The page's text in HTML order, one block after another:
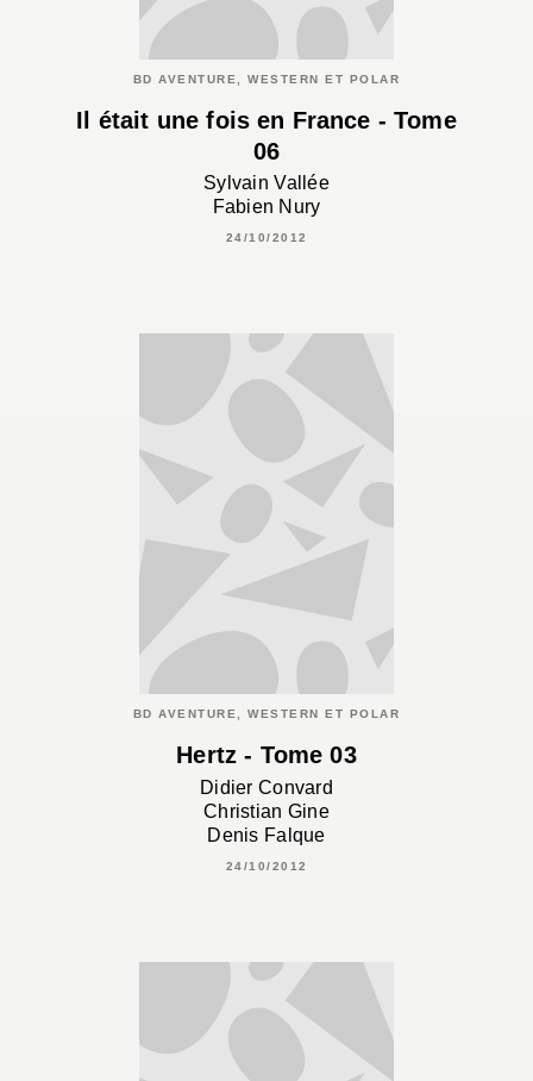
BD AVENTURE, WESTERN ET POLAR
Il était une fois en France - Tome
06
Sylvain Vallée
Fabien Nury
24/10/2012
BD AVENTURE, WESTERN ET POLAR
Hertz - Tome 03
Didier Convard
Christian Gine
Denis Falque
24/10/2012